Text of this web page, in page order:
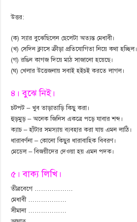
উত্তর:
(ক) স্যার বুঝেছিলেন ছেলেটা অত্যন্ত মেধাবী।
(খ) সেদিন ক্লাসে ক্রীড়া প্রতিযোগিতা নিয়ে কথা হচ্ছিল।
(গ) রঙিন কাগজ দিয়ে মাঠ সাজানো হয়েছে।
(ঘ) খেলার উত্তেজনায় সবাই হইচই করতে লাগল।
৪। বুঝে নিই।
চটপট – খুব তাড়াতাড়ি কিছু করা।
হুড়মুড় – অনেক জিনিস একত্রে পড়ে যাবার শব্দ।
ক্যাচ – হাঁটার সমস্যায় ব্যবহার করা যায় এমন লাঠি।
ধারাবর্ণনা – কোনো কিছুর ধারাবাহিক বিবরণ।
মেডেল – বিজয়ীদের দেওয়া হয় এমন পদক।
৫। বাক্য লিখি।
তীব্রবেগে ………………
মেধাবী ………………
সীমানা ………………